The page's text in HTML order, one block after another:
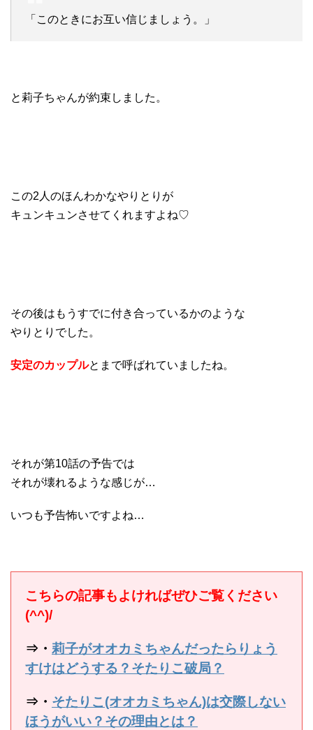
「このときにお互い信じましょう。」
と莉子ちゃんが約束しました。
この2人のほんわかなやりとりが
キュンキュンさせてくれますよね♡
その後はもうすでに付き合っているかのような
やりとりでした。
安定のカップルとまで呼ばれていましたね。
それが第10話の予告では
それが壊れるような感じが…
いつも予告怖いですよね…
こちらの記事もよければぜひご覧ください
(^^)/
⇒・ 莉子がオオカミちゃんだったらりょう
すけはどうする？そたりこ破局？
⇒・ そたりこ(オオカミちゃん)は交際しない
ほうがいい？その理由とは？